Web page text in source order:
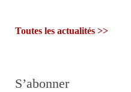
Toutes les actualités >>
S’abonner